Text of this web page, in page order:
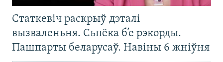
Статкевіч раскрыў дэталі
вызваленьня. Сьпёка б’е рэкорды.
Пашпарты беларусаў. Навіны 6 жніўня